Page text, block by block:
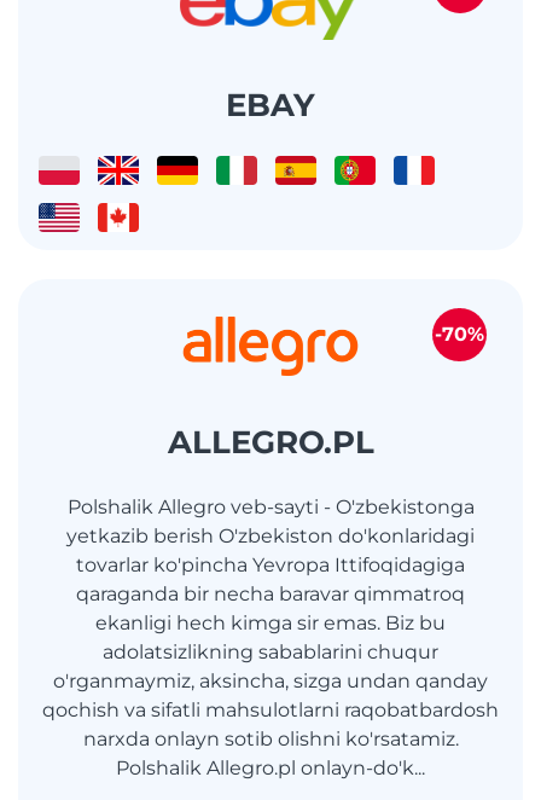
EBAY
ALLEGRO.PL
Polshalik Allegro veb-sayti - O'zbekistonga
yetkazib berish O'zbekiston do'konlaridagi
tovarlar ko'pincha Yevropa Ittifoqidagiga
qaraganda bir necha baravar qimmatroq
ekanligi hech kimga sir emas. Biz bu
adolatsizlikning sabablarini chuqur
o'rganmaymiz, aksincha, sizga undan qanday
qochish va sifatli mahsulotlarni raqobatbardosh
narxda onlayn sotib olishni ko'rsatamiz.
Polshalik Allegro.pl onlayn-do'k...
-70%